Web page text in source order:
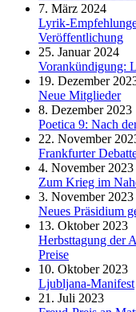
7. März 2024
Lyrik-
Veröffentlichung
25. Januar 2024
Vorankündigung:
19. Dezember
Neue Mitglieder
8. Dezember 2023
Poetica 9: Nach
22. November
Frankfurter
4. November 2023
Zum Krieg im
3. November 2023
Neues Präsidium
13. Oktober 2023
Herbsttagung der
Preise
10. Oktober 2023
Ljubljana-Manifest
21. Juli 2023